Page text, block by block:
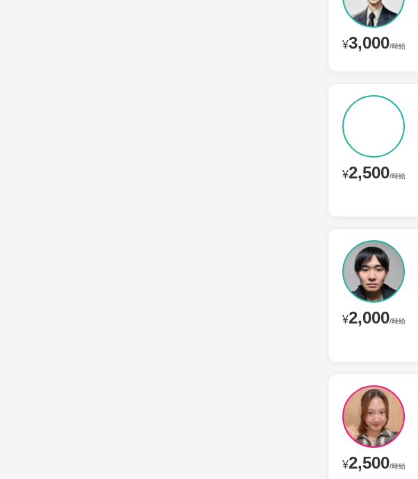
¥3,000/時給
¥2,500/時給
¥2,000/時給
¥2,500/時給